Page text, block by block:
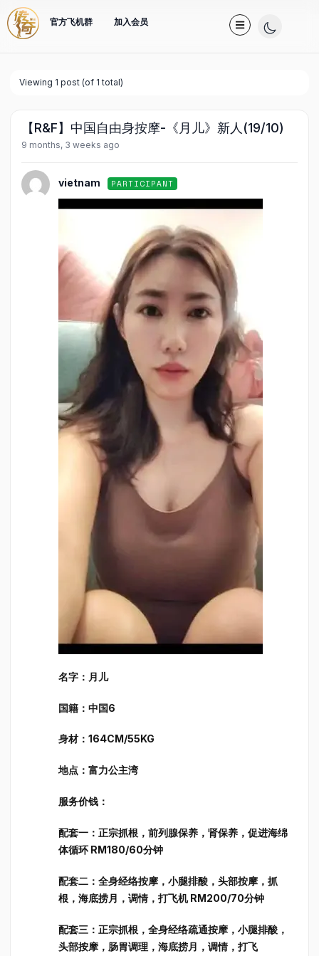
官方飞机群 加入会员
Viewing 1 post (of 1 total)
【R&F】中国自由身按摩-《月儿》新人(19/10)
9 months, 3 weeks ago
vietnam PARTICIPANT
名字：月儿
国籍：中国6
身材：164CM/55KG
地点：富力公主湾
服务价钱：
配套一：正宗抓根，前列腺保养，肾保养，促进海绵
体循环 RM180/60分钟
配套二：全身经络按摩，小腿排酸，头部按摩，抓
根，海底捞月，调情，打飞机 RM200/70分钟
配套三：正宗抓根，全身经络疏通按摩，小腿排酸，
头部按摩，肠胃调理，海底捞月，调情，打飞